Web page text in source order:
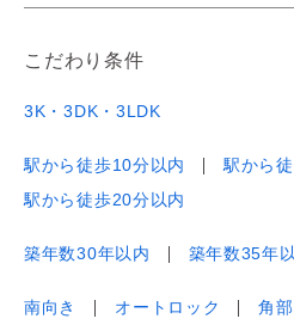
こだわり条件
3K・3DK・3LDK
駅から徒歩10分以内
駅から
駅から徒歩20分以内
築年数30年以内 築年数35年
南向き オートロック 角